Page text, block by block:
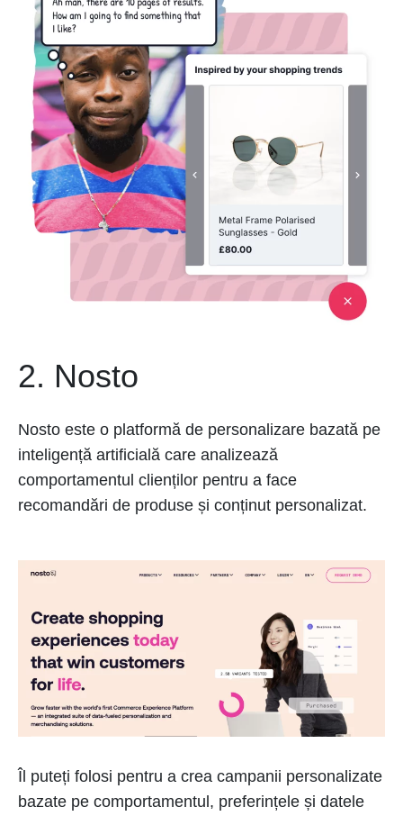
2. Nosto
Nosto este o platformă de personalizare bazată pe
inteligență artificială care analizează
comportamentul clienților pentru a face
recomandări de produse și conținut personalizat.
Îl puteți folosi pentru a crea campanii personalizate
bazate pe comportamentul, preferințele și datele